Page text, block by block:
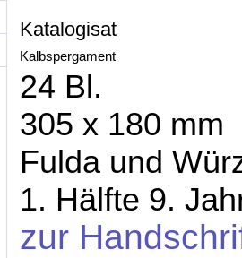
Katalogisat
Kalbspergament
24 Bl.
305 x 180 mm
Fulda und
1. Hälfte 9.
zur